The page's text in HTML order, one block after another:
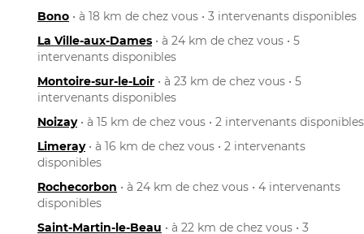
Bono • à 18 km de chez vous • 3 intervenants disponibles
La Ville-aux-Dames • à 24 km de chez vous • 5
intervenants disponibles
Montoire-sur-le-Loir • à 23 km de chez vous • 5
intervenants disponibles
Noizay• à 15 km de chez vous • 2 intervenants disponibles
Limeray• à 16 km de chez vous • 2 intervenants
disponibles
Rochecorbon • à 24 km de chez vous • 4 intervenants
disponibles
Saint-Martin-le-Beau • à 22 km de chez vous • 3